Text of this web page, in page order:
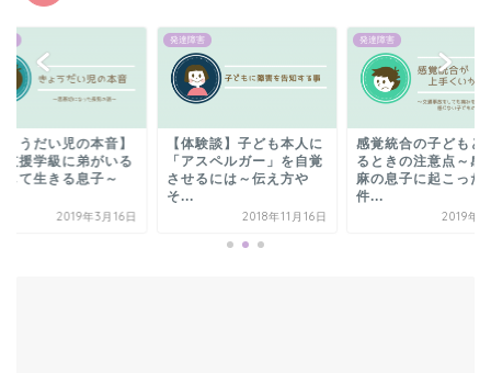
験談】子ども本人に
スペルガー」を自覚
るには～伝え方や
2018年11月16日
発達障害
感覚統合の子どもと接す
るときの注意点～感覚鈍
麻の息子に起こった事
件...
2019年4月6日
発達障害
【きょうだい児の本
特別支援学級に弟が
兄として生きる息子
思...
2019年3